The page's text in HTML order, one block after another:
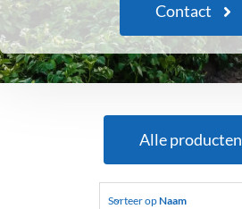
Contact
Alle producten
Sorteer opNaam